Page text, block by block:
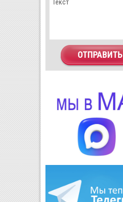
ОТПРАВИТЬ